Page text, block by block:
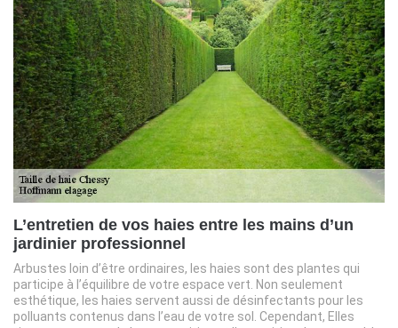
L’entretien de vos haies entre les mains d’un
jardinier professionnel
Arbustes loin d’être ordinaires, les haies sont des plantes qui
participe à l’équilibre de votre espace vert. Non seulement
esthétique, les haies servent aussi de désinfectants pour les
polluants contenus dans l’eau de votre sol. Cependant, Elles